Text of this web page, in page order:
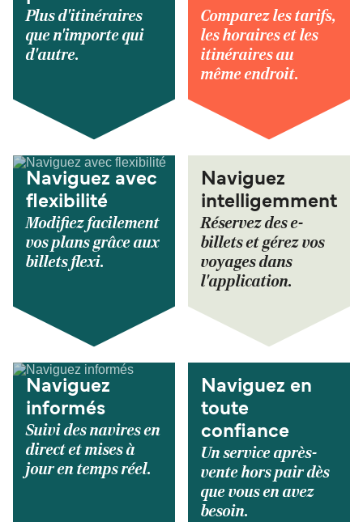
Plus d'itinéraires
que n'importe qui
d'autre.
Comparez les tarifs,
les horaires et les
itinéraires au
même endroit.
Naviguez avec
flexibilité
Modifiez facilement
vos plans grâce aux
billets flexi.
Naviguez
intelligemment
Réservez des e-
billets et gérez vos
voyages dans
l'application.
Naviguez
informés
Suivi des navires en
direct et mises à
jour en temps réel.
Naviguez en
toute
confiance
Un service après-
vente hors pair dès
que vous en avez
besoin.